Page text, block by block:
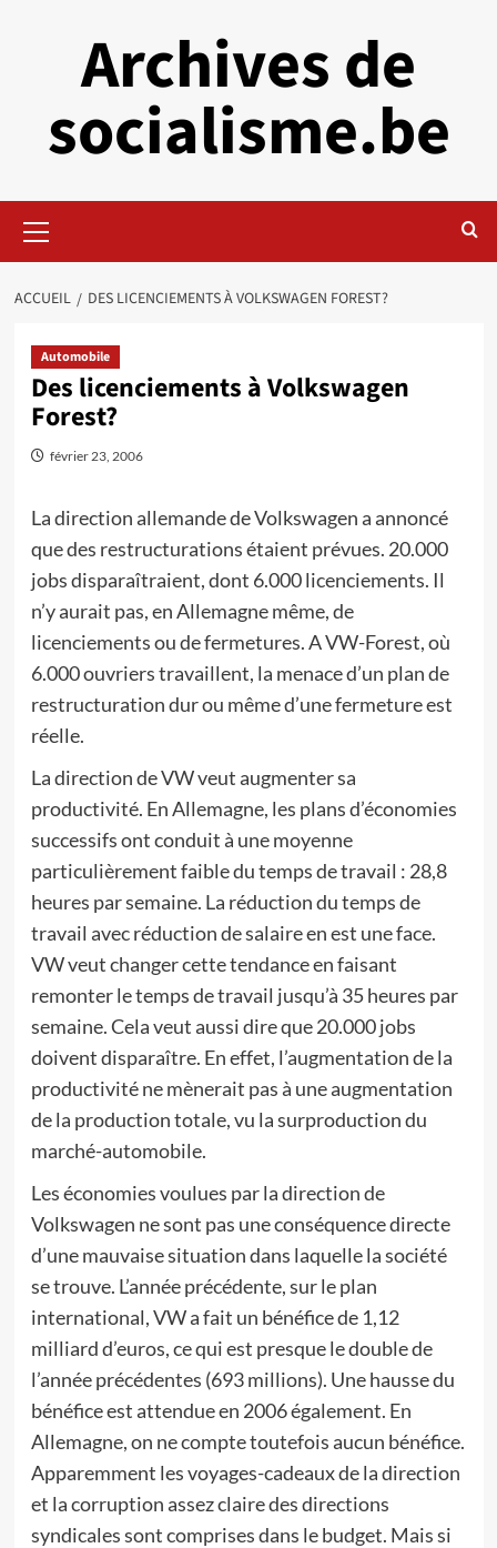
Archives de
socialisme.be
principal
ACCUEIL DES LICENCIEMENTS À VOLKSWAGEN FOREST?
Automobile
Des licenciements à Volkswagen
Forest?
février 23, 2006
La direction allemande de Volkswagen a annoncé
que des restructurations étaient prévues. 20.000
jobs disparaîtraient, dont 6.000 licenciements. Il
n’y aurait pas, en Allemagne même, de
licenciements ou de fermetures. A VW-Forest, où
6.000 ouvriers travaillent, la menace d’un plan de
restructuration dur ou même d’une fermeture est
réelle.
La direction de VW veut augmenter sa
productivité. En Allemagne, les plans d’économies
successifs ont conduit à une moyenne
particulièrement faible du temps de travail : 28,8
heures par semaine. La réduction du temps de
travail avec réduction de salaire en est une face.
VW veut changer cette tendance en faisant
remonter le temps de travail jusqu’à 35 heures par
semaine. Cela veut aussi dire que 20.000 jobs
doivent disparaître. En effet, l’augmentation de la
productivité ne mènerait pas à une augmentation
de la production totale, vu la surproduction du
marché-automobile.
Les économies voulues par la direction de
Volkswagen ne sont pas une conséquence directe
d’une mauvaise situation dans laquelle la société
se trouve. L’année précédente, sur le plan
international, VW a fait un bénéfice de 1,12
milliard d’euros, ce qui est presque le double de
l’année précédentes (693 millions). Une hausse du
bénéfice est attendue en 2006 également. En
Allemagne, on ne compte toutefois aucun bénéfice.
Apparemment les voyages-cadeaux de la direction
et la corruption assez claire des directions
syndicales sont comprises dans le budget. Mais si